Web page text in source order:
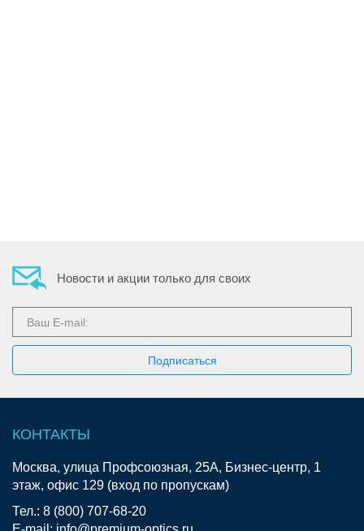
Новости и акции только для своих
КОНТАКТЫ
Москва, улица Профсоюзная, 25А, Бизнес-центр, 1
этаж, офис 129 (вход по пропускам)
Тел.: 8 (800) 707-68-20